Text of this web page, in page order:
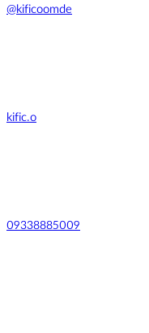
@kificoomde
kific.o
09338885009